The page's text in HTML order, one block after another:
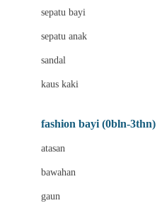
Bio Oil
Biolane
Bizzi Growin
Blooming Marvellous
Bravado
sepatu bayi
sepatu anak
sandal
kaus kaki
fashion bayi (0bln-3thn)
atasan
bawahan
gaun